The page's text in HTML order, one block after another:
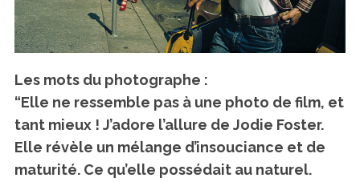
Les mots du photographe :
“Elle ne ressemble pas à une photo de film, et
tant mieux ! J’adore l’allure de Jodie Foster.
Elle révèle un mélange d’insouciance et de
maturité. Ce qu’elle possédait au naturel.